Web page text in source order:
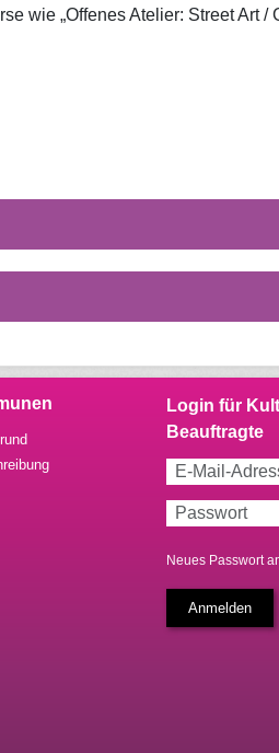
wie „Offenes Atelier: Street Art /
Neues Passwort